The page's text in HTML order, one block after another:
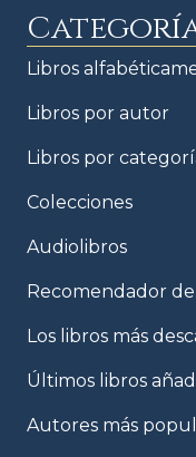
Libros
Libros por autor
Libros por
Colecciones
Audiolibros
Recomendador
Los libros más
Últimos libros
Autores más